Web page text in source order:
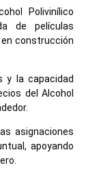
Polivinílico
de películas
construcción
y la capacidad
del Alcohol
asignaciones
apoyando